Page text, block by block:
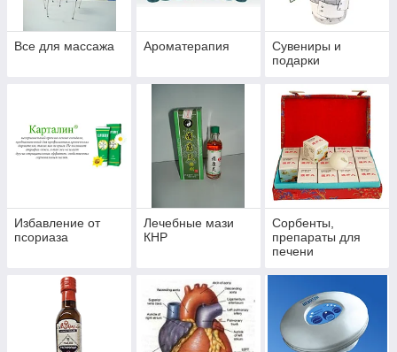
Все для массажа Ароматерапия
Сувениры и
подарки
Избавление от
псориаза
Лечебные мази
КНР
Сорбенты,
препараты для
печени